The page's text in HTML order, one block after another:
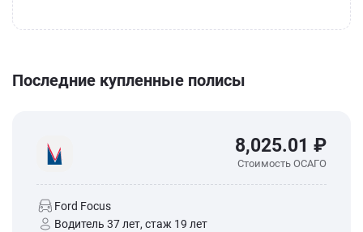
Последние купленные полисы
8,025.01 ₽
Стоимость ОСАГО
Ford Focus
Водитель 37 лет, стаж 19 лет